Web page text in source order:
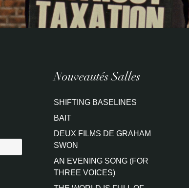
Nouveautés Salles
SHIFTING BASELINES
BAIT
DEUX FILMS DE GRAHAM
SWON
AN EVENING SONG (FOR
THREE VOICES)